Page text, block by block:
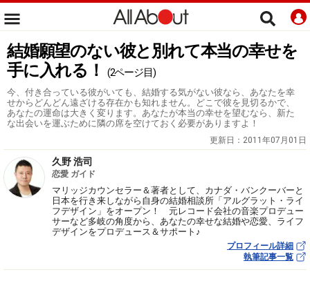
結婚願望のない彼と別れて本当の幸せを
手に入れる！
(2ページ目)
今、付き合っている彼がいても、結婚する気がない彼なら、あなたを幸
せからどんどん遠ざける存在かも知れません。どこで彼を見切るかで、
あなたの運命は大きく変ります。あなたが本当の幸せを望むなら、新た
な出会いを運ぶために隣の席を空けておく必要がありますよ！
更新日： 2011年07月01日
久野 浩司
恋愛 ガイド
マリッジカウンセラー＆著者として、カナダ・バンクーバーと
日本を行き来しながら自身の結婚相談所「アルグラット・ライ
フデザイン」をオープン！ 元レコード会社の音楽プロデュー
サーなど多岐の角度から、あなたの幸せな結婚や恋愛、ライフ
デザインをプロデュース＆サポート♪
プロフィール詳細
執筆記事一覧